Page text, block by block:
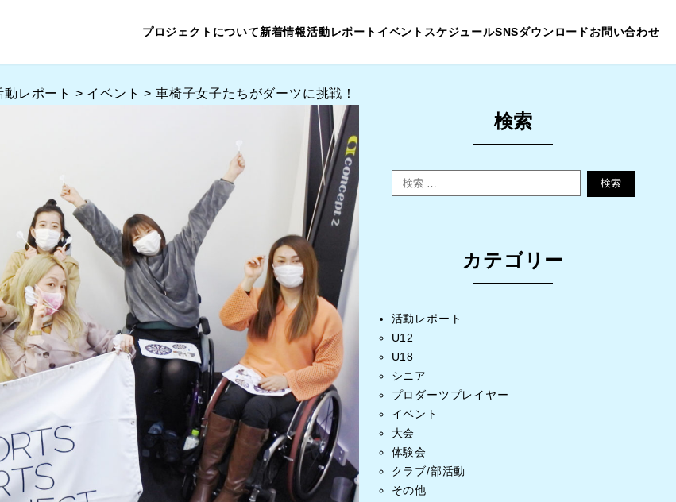
プロジェクトについて新着情報活動レポート イベントスケジュールSNSダウンロードお問い合わせ
動レポート > イベント >車椅子女子たちがダーツに挑戦！
検索
検索
カテゴリー
活動レポート
U12
U18
シニア
プロダーツプレイヤー
イベント
大会
体験会
クラブ/部活動
その他